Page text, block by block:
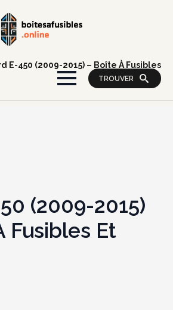
TROUVER
E-450 (2009-2015) – Boîte À Fusibles
(2009-2015)
Fusibles Et